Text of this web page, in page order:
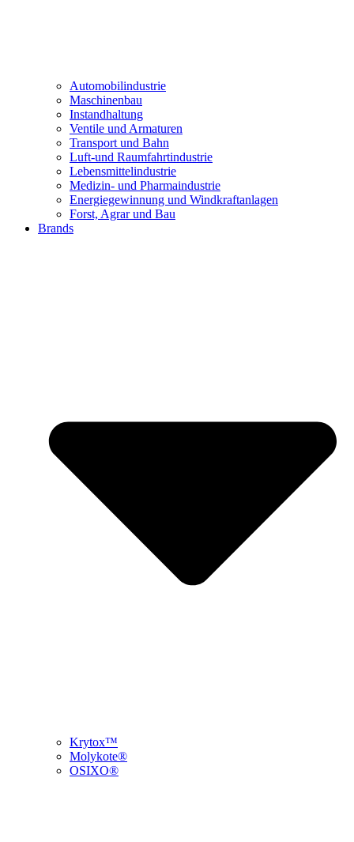
Automobilindustrie
Maschinenbau
Instandhaltung
Ventile und Armaturen
Transport und Bahn
Luft-und Raumfahrtindustrie
Lebensmittelindustrie
Medizin- und Pharmaindustrie
Energiegewinnung und Windkraftanlagen
Forst, Agrar und Bau
Brands
Krytox™
Molykote®
OSIXO®